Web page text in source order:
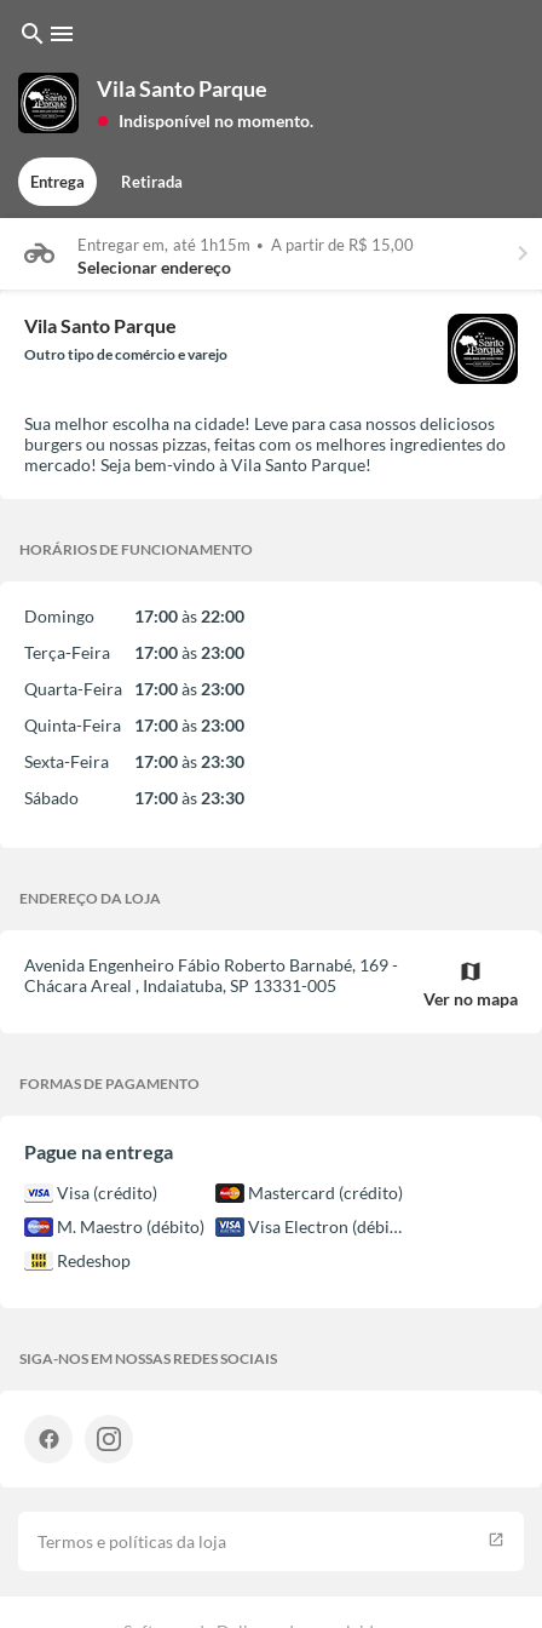
search menu
Vila Santo Parque
lens Indisponível no momento.
Entrega Retirada
Entregar em, até 1h15m • A partir de R$ 15,00
Selecionar endereço keyboard_arrow_right
Vila Santo Parque
Outro tipo de comércio e varejo
Sua melhor escolha na cidade! Leve para casa nossos deliciosos
burgers ou nossas pizzas, feitas com os melhores ingredientes do
mercado! Seja bem-vindo à Vila Santo Parque!
HORÁRIOS DE FUNCIONAMENTO
Domingo 17:00às 22:00
Terça-Feira
17:00às 23:00
Quarta-Feira
17:00às 23:00
Quinta-Feira
17:00às 23:00
Sexta-Feira
17:00às 23:30
Sábado
17:00às 23:30
ENDEREÇO DA LOJA
Avenida Engenheiro Fábio Roberto Barnabé, 169 -
Chácara Areal , Indaiatuba,SP 13331-005
map
Ver no mapa
FORMAS DE PAGAMENTO
Pague na entrega
Visa (crédito)
Mastercard (crédito)
M. Maestro (débito)
Visa Electron (débito)
Redeshop
SIGA-NOS EM NOSSAS REDES SOCIAIS
Termos e políticas da loja launch